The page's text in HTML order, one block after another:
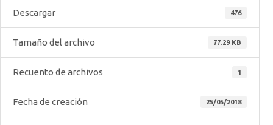
Descargar 476
Tamaño del archivo 77.29 KB
Recuento de archivos 1
Fecha de creación 25/05/2018